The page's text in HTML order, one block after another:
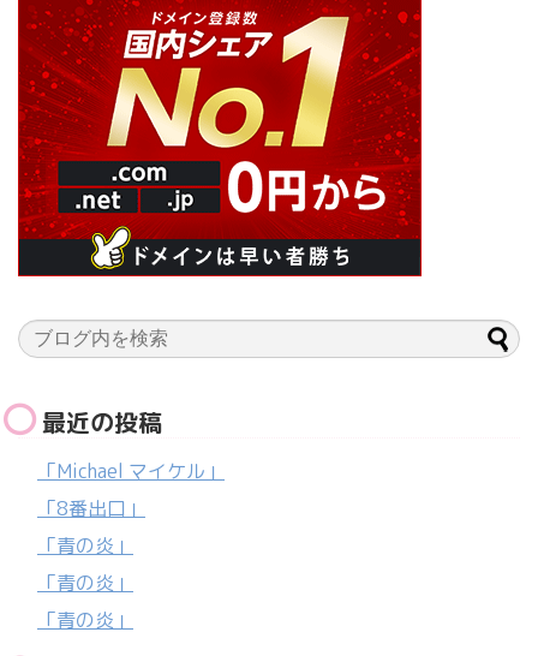
最近の投稿
「Michael マイケル」
「8番出口」
「青の炎」
「青の炎」
「青の炎」